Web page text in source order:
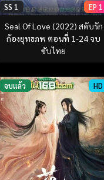
SS 1 EP 1
Seal Of Love (2022) สดับรัก
ก้องยุทธภพ ตอนที่ 1-24 จบ
ซับไทย
จบแล้ว HD